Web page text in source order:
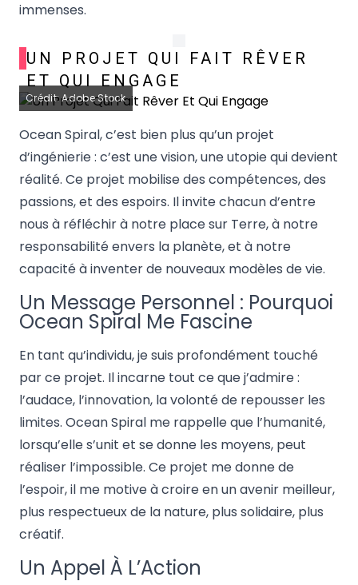
immenses.
UN PROJET QUI FAIT RÊVER
ET QUI ENGAGE
Crédit: Adobe Stock
Ocean Spiral, c’est bien plus qu’un projet
d’ingénierie : c’est une vision, une utopie qui devient
réalité. Ce projet mobilise des compétences, des
passions, et des espoirs. Il invite chacun d’entre
nous à réfléchir à notre place sur Terre, à notre
responsabilité envers la planète, et à notre
capacité à inventer de nouveaux modèles de vie.
Un Message Personnel : Pourquoi
Ocean Spiral Me Fascine
En tant qu’individu, je suis profondément touché
par ce projet. Il incarne tout ce que j’admire :
l’audace, l’innovation, la volonté de repousser les
limites. Ocean Spiral me rappelle que l’humanité,
lorsqu’elle s’unit et se donne les moyens, peut
réaliser l’impossible. Ce projet me donne de
l’espoir, il me motive à croire en un avenir meilleur,
plus respectueux de la nature, plus solidaire, plus
créatif.
Un Appel À L’Action